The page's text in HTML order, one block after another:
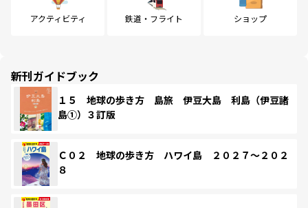
アクティビティ 鉄道・フライト ショップ
新刊ガイドブック
１５ 地球の歩き方 島旅 伊豆大島 利島（伊豆諸
島①）３訂版
Ｃ０２ 地球の歩き方 ハワイ島 ２０２７～２０２
８